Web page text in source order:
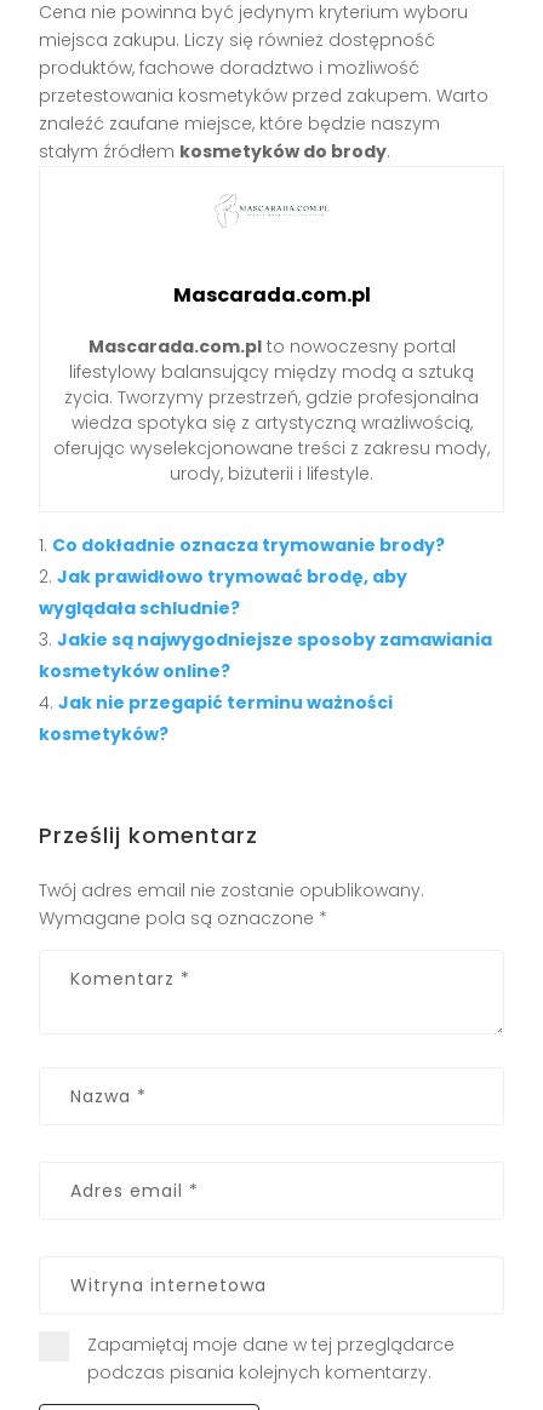
Cena nie powinna być jedynym kryterium wyboru
miejsca zakupu. Liczy się również dostępność
produktów, fachowe doradztwo i możliwość
przetestowania kosmetyków przed zakupem. Warto
znaleźć zaufane miejsce, które będzie naszym
stałym źródłem kosmetyków do brody.
Mascarada.com.pl
Mascarada.com.plto nowoczesny portal
lifestylowy balansujący między modą a sztuką
życia. Tworzymy przestrzeń, gdzie profesjonalna
wiedza spotyka się z artystyczną wrażliwością,
oferując wyselekcjonowane treści z zakresu mody,
urody, biżuterii i lifestyle.
Co dokładnie oznacza trymowanie brody?
Jak prawidłowo trymować brodę, aby
wyglądała schludnie?
Jakie są najwygodniejsze sposoby zamawiania
kosmetyków online?
Jak nie przegapić terminu ważności
kosmetyków?
Prześlij komentarz
Twój adres email nie zostanie opublikowany.
Wymagane pola są oznaczone *
Zapamiętaj moje dane w tej przeglądarce
podczas pisania kolejnych komentarzy.